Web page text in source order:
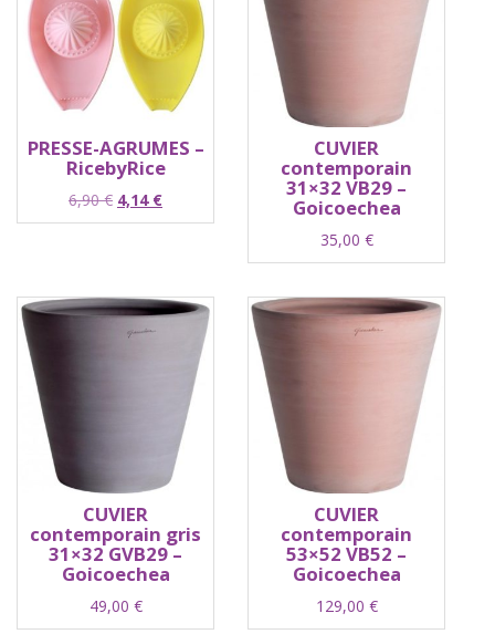
PRESSE-AGRUMES –
RicebyRice
6,90€ Le
prix
4,14 €Le
prix
CUVIER
contemporain
31×32 VB29 –
Goicoechea
35,00 €
CUVIER
contemporain gris
31×32 GVB29 –
Goicoechea
49,00 €
CUVIER
contemporain
53×52 VB52 –
Goicoechea
129,00 €